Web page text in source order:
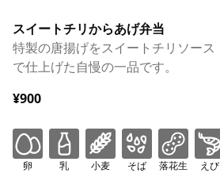
スイートチリからあげ弁当
特製の唐揚げをスイートチリソース
で仕上げた自慢の一品です。
¥900
卵 乳 小麦 そば 落花生 えび